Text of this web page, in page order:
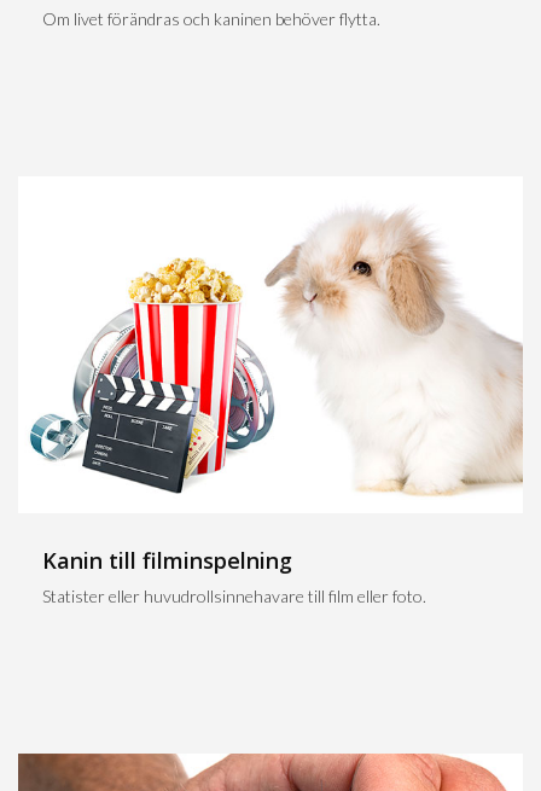
Om livet förändras och kaninen behöver flytta.
Kanin till filminspelning
Statister eller huvudrollsinnehavare till film eller foto.